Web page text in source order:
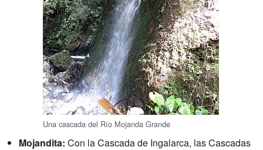
Una cascada del Río Mojanda Grande
Mojandita: Con la Cascada de Ingalarca, las Cascadas